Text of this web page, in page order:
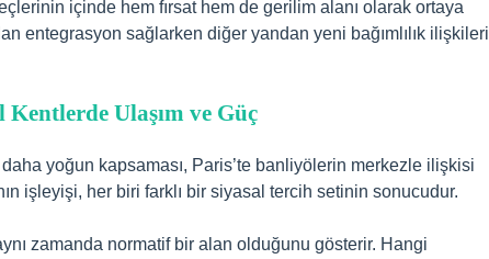
içinde hem fırsat hem de gerilim alanı olarak ortaya
entegrasyon sağlarken diğer yandan yeni bağımlılık ilişkileri
Ulaşım ve Güç
yoğun kapsaması, Paris’te banliyölerin merkezle ilişkisi
işleyişi, her biri farklı bir siyasal tercih setinin sonucudur.
zamanda normatif bir alan olduğunu gösterir. Hangi